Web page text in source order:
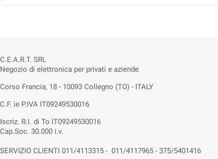
C.E.A.R.T. SRL
Negozio di elettronica per privati e aziende
Corso Francia, 18 - 10093 Collegno (TO) - ITALY
C.F. ie P.IVA IT09249530016
Iscriz. R.I. di To IT09249530016
Cap.Soc. 30.000 i.v.
SERVIZIO CLIENTI 011/4113315 - 011/4117965 - 375/5401416